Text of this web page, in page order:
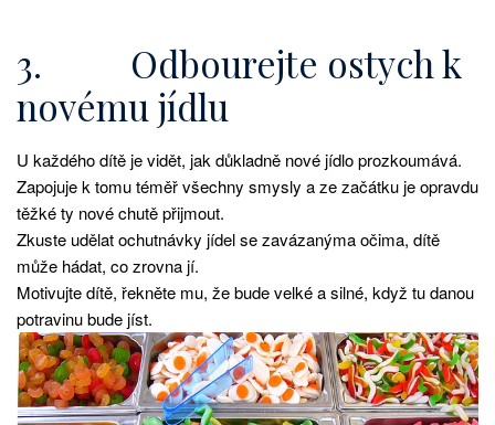
3. Odbourejte ostych k
novému jídlu
U každého dítě je vidět, jak důkladně nové jídlo prozkoumává.
Zapojuje k tomu téměř všechny smysly a ze začátku je opravdu
těžké ty nové chutě přijmout.
Zkuste udělat ochutnávky jídel se zavázanýma očima, dítě
může hádat, co zrovna jí.
Motivujte dítě, řekněte mu, že bude velké a silné, když tu danou
potravinu bude jíst.